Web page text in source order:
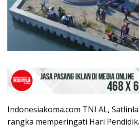
Indonesiakoma.com TNI AL,
rangka memperingati Hari